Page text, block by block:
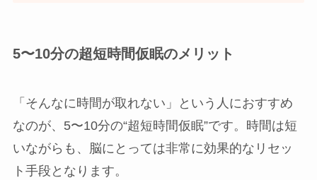
5〜10分の超短時間仮眠のメリット
「そんなに時間が取れない」という人におすすめ
なのが、5〜10分の“超短時間仮眠”です。時間は短
いながらも、脳にとっては非常に効果的なリセッ
ト手段となります。